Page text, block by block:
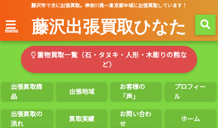
藤沢市で主に出張買取。神奈川県～東京都全域に出張買取しています！
menu 藤沢出張買取ひなた
置物買取一覧（石・タヌキ・人形・木彫りの熊な
ど）
出張買取商
品
出張地域
お客様の
「声」
プロフィー
ル
出張買取の
流れ
買取実績
お問い合わ
せ
ホーム